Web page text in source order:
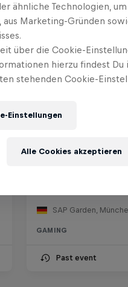
SAP Garden,
GAMING
Past event
ähnliche Technologien,
Marketing-Gründen
über die Cookie-
hierzu findest Du
stehenden Cookie-
Einstellungen
Alle Cookies akzeptieren